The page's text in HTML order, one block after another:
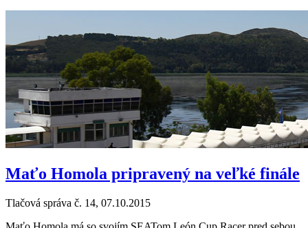
Maťo Homola pripravený na veľké finále
Tlačová správa č. 14, 07.10.2015